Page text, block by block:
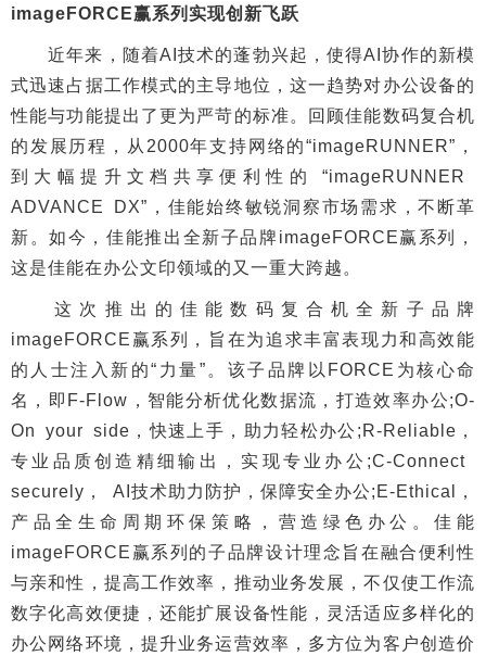
imageFORCE赢系列实现创新飞跃
近年来，随着AI技术的蓬勃兴起，使得AI协作的新模
式迅速占据工作模式的主导地位，这一趋势对办公设备的
性能与功能提出了更为严苛的标准。回顾佳能数码复合机
的发展历程，从2000年支持网络的“imageRUNNER”，
到大幅提升文档共享便利性的 “imageRUNNER
ADVANCE DX”，佳能始终敏锐洞察市场需求，不断革
新。如今，佳能推出全新子品牌imageFORCE赢系列，
这是佳能在办公文印领域的又一重大跨越。
这次推出的佳能数码复合机全新子品牌
imageFORCE赢系列，旨在为追求丰富表现力和高效能
的人士注入新的“力量”。该子品牌以FORCE为核心命
名，即F-Flow，智能分析优化数据流，打造效率办公;O-
On your side，快速上手，助力轻松办公;R-Reliable，
专业品质创造精细输出，实现专业办公;C-Connect
securely， AI技术助力防护，保障安全办公;E-Ethical，
产品全生命周期环保策略，营造绿色办公。佳能
imageFORCE赢系列的子品牌设计理念旨在融合便利性
与亲和性，提高工作效率，推动业务发展，不仅使工作流
数字化高效便捷，还能扩展设备性能，灵活适应多样化的
办公网络环境，提升业务运营效率，多方位为客户创造价